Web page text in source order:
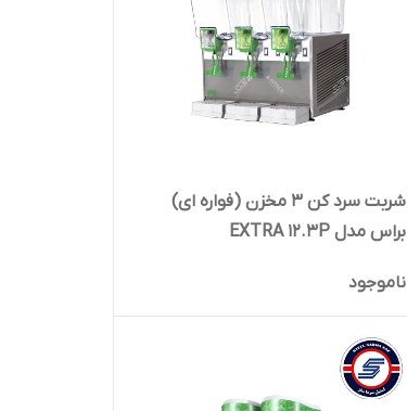
شربت سرد کن 3 مخزن (فواره ای)
براس مدل EXTRA 12.3P
ناموجود